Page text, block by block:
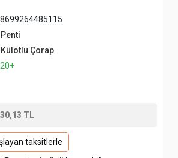
Çorap
TL
taksitlerle